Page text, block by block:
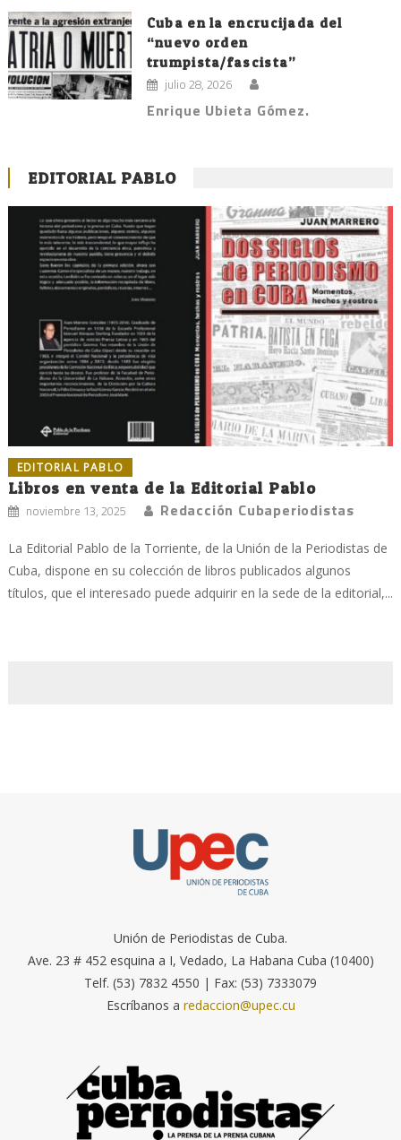
Cuba en la encrucijada del
“nuevo orden
trumpista/fascista”
julio 28, 2026
Enrique Ubieta Gómez.
EDITORIAL PABLO
EDITORIAL PABLO
Libros en venta de la Editorial Pablo
noviembre 13, 2025 Redacción Cubaperiodistas
La Editorial Pablo de la Torriente, de la Unión de la Periodistas de
Cuba, dispone en su colección de libros publicados algunos
títulos, que el interesado puede adquirir en la sede de la editorial,...
Unión de Periodistas de Cuba.
Ave. 23 # 452 esquina a I, Vedado, La Habana Cuba (10400)
Telf. (53) 7832 4550 | Fax: (53) 7333079
Escríbanos a redaccion@upec.cu